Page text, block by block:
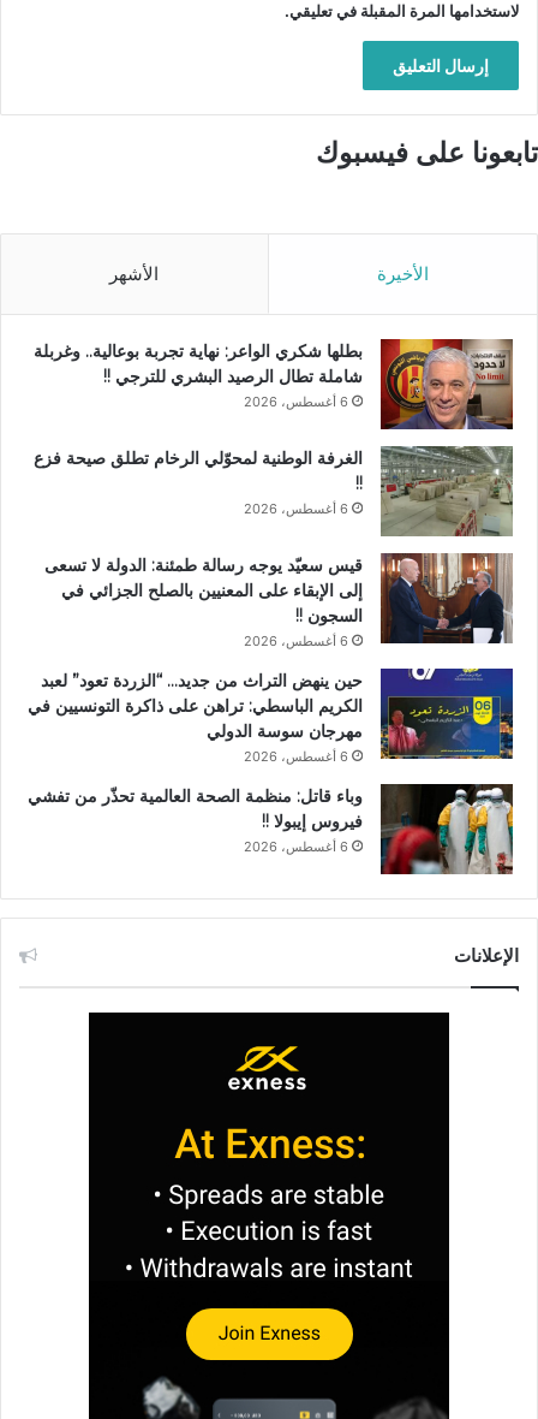
لاستخدامها المرة المقبلة في تعليقي.
تابعونا على فيسبوك
الأخيرة الأشهر
بطلها شكري الواعر: نهاية تجربة بوعالية.. وغربلة
شاملة تطال الرصيد البشري للترجي !!
6 أغسطس، 2026
الغرفة الوطنية لمحوّلي الرخام تطلق صيحة فزع
!!
6 أغسطس، 2026
قيس سعيّد يوجه رسالة طمئنة: الدولة لا تسعى
إلى الإبقاء على المعنيين بالصلح الجزائي في
السجون !!
6 أغسطس، 2026
حين ينهض التراث من جديد… “الزردة تعود” لعبد
الكريم الباسطي: تراهن على ذاكرة التونسيين في
مهرجان سوسة الدولي
6 أغسطس، 2026
وباء قاتل: منظمة الصحة العالمية تحذّر من تفشي
فيروس إيبولا !!
6 أغسطس، 2026
الإعلانات